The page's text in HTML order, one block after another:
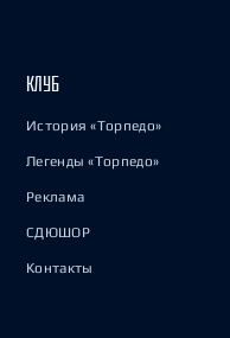
КЛУБ
История «Торпедо»
Легенды «Торпедо»
Реклама
СДЮШОР
Контакты